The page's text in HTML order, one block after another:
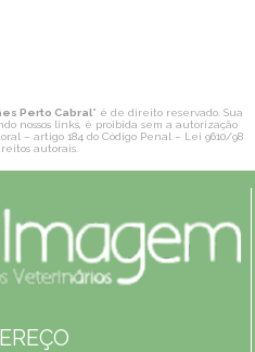
Perto Cabral" é de direito reservado. Sua
nossos links, é proibida sem a autorização
– artigo 184 do Código Penal – Lei 9610/98
autorais